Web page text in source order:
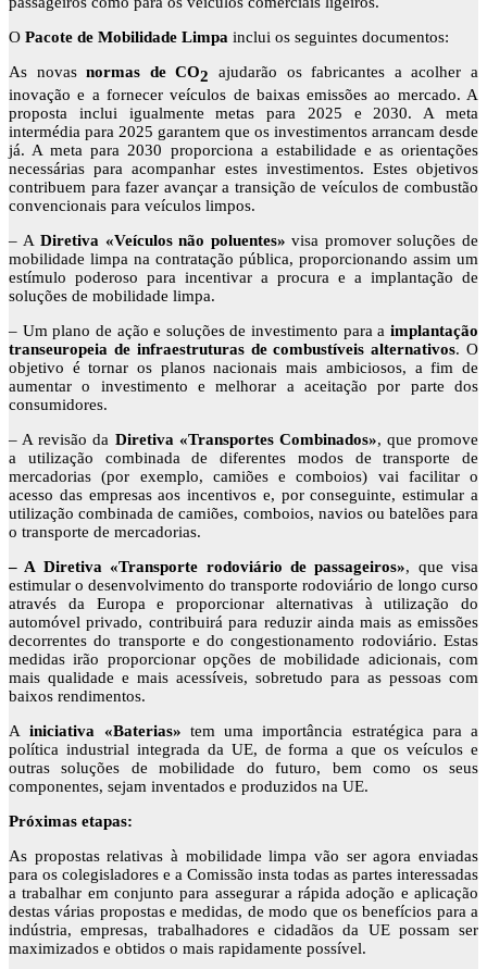
O Pacote de Mobilidade Limpa inclui os seguintes documentos:
As novasnormas de CO2 ajudarão os fabricantes a acolher a
inovação e a fornecer veículos de baixas emissões ao mercado. A
proposta inclui igualmente metas para 2025 e 2030. A meta
intermédia para 2025 garantem que os investimentos arrancam desde
já. A meta para 2030 proporciona a estabilidade e as orientações
necessárias para acompanhar estes investimentos. Estes objetivos
contribuem para fazer avançar a transição de veículos de combustão
convencionais para veículos limpos.
– ADiretiva «Veículos não poluentes» visa promover soluções de
mobilidade limpa na contratação pública, proporcionando assim um
estímulo poderoso para incentivar a procura e a implantação de
soluções de mobilidade limpa.
– Um plano de ação e soluções de investimento para a implantação
transeuropeia de infraestruturas de combustíveis alternativos. O
objetivo é tornar os planos nacionais mais ambiciosos, a fim de
aumentar o investimento e melhorar a aceitação por parte dos
consumidores.
– A revisão da Diretiva «Transportes Combinados», que promove
a utilização combinada de diferentes modos de transporte de
mercadorias (por exemplo, camiões e comboios) vai facilitar o
acesso das empresas aos incentivos e, por conseguinte, estimular a
utilização combinada de camiões, comboios, navios ou batelões para
o transporte de mercadorias.
– A Diretiva «Transporte rodoviário de passageiros», que visa
estimular o desenvolvimento do transporte rodoviário de longo curso
através da Europa e proporcionar alternativas à utilização do
automóvel privado, contribuirá para reduzir ainda mais as emissões
decorrentes do transporte e do congestionamento rodoviário. Estas
medidas irão proporcionar opções de mobilidade adicionais, com
mais qualidade e mais acessíveis, sobretudo para as pessoas com
baixos rendimentos.
Ainiciativa «Baterias» tem uma importância estratégica para a
política industrial integrada da UE, de forma a que os veículos e
outras soluções de mobilidade do futuro, bem como os seus
componentes, sejam inventados e produzidos na UE.
Próximas etapas:
As propostas relativas à mobilidade limpa vão ser agora enviadas
para os colegisladores e a Comissão insta todas as partes interessadas
a trabalhar em conjunto para assegurar a rápida adoção e aplicação
destas várias propostas e medidas, de modo que os benefícios para a
indústria, empresas, trabalhadores e cidadãos da UE possam ser
maximizados e obtidos o mais rapidamente possível.